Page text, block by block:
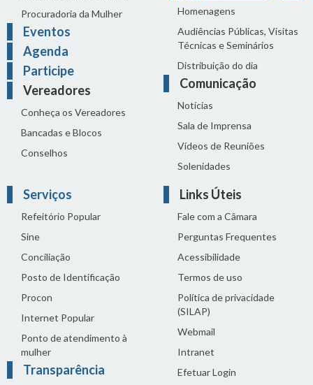
Procuradoria da Mulher
Eventos
Agenda
Participe
Vereadores
Conheça os Vereadores
Bancadas e Blocos
Conselhos
Homenagens
Audiências Públicas, Visitas
Técnicas e Seminários
Distribuição do dia
Comunicação
Notícias
Sala de Imprensa
Vídeos de Reuniões
Solenidades
Serviços
Refeitório Popular
Sine
Conciliação
Posto de Identificação
Procon
Internet Popular
Ponto de atendimento à
mulher
Transparência
Links Úteis
Fale com a Câmara
Perguntas Frequentes
Acessibilidade
Termos de uso
Política de privacidade
(SILAP)
Webmail
Intranet
Efetuar Login